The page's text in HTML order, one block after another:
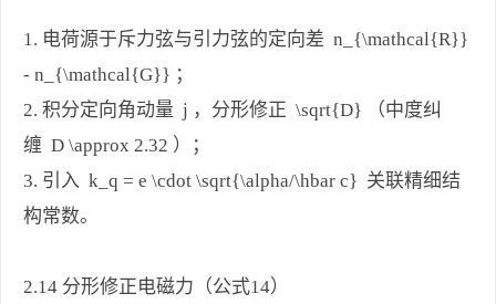
1. 电荷源于斥力弦与引力弦的定向差 n_{\mathcal{R}}
- n_{\mathcal{G}} ；
2. 积分定向角动量 j ，分形修正 \sqrt{D} （中度纠
缠 D \approx 2.32 ）；
3. 引入 k_q = e \cdot \sqrt{\alpha/\hbar c} 关联精细结
构常数。
2.14 分形修正电磁力（公式14）